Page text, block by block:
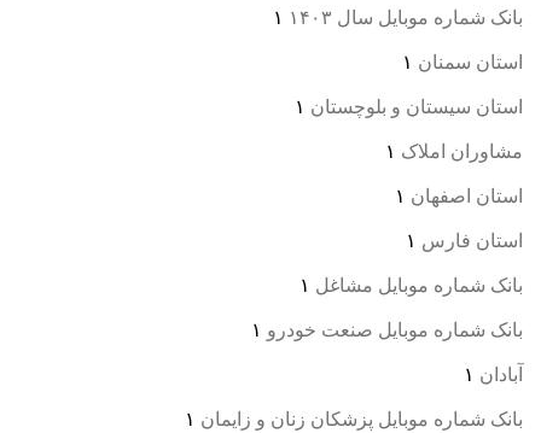
بانک شماره موبایل سال ۱۴۰۳ ۱
استان سمنان ۱
استان سیستان و بلوچستان ۱
مشاوران املاک ۱
استان اصفهان ۱
استان فارس ۱
بانک شماره موبایل مشاغل ۱
بانک شماره موبایل صنعت خودرو ۱
آبادان ۱
بانک شماره موبایل پزشکان زنان و زایمان ۱